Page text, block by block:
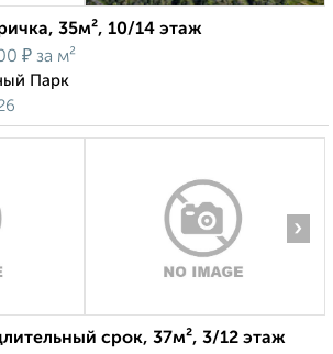
35м², 10/14 этаж
₽ за м²
Парк
›
срок, 37м², 3/12 этаж